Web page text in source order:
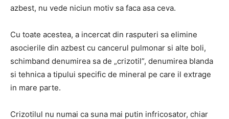
azbest, nu vede niciun motiv sa faca asa ceva.
Cu toate acestea, a incercat din rasputeri sa elimine
asocierile din azbest cu cancerul pulmonar si alte boli,
schimband denumirea sa de „crizotil”, denumirea blanda
si tehnica a tipului specific de mineral pe care il extrage
in mare parte.
Crizotilul nu numai ca suna mai putin infricosator, chiar